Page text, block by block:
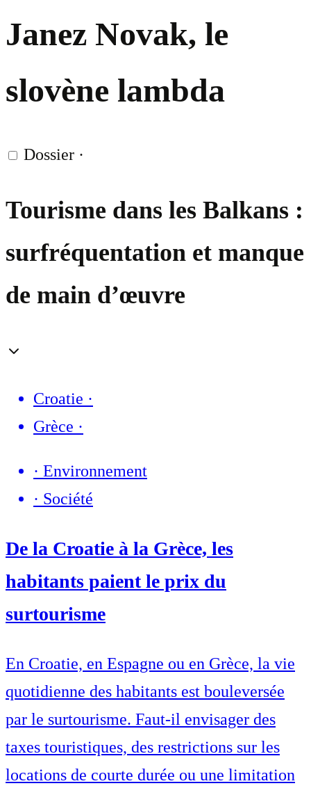
Janez Novak, le
slovène lambda
Dossier ·
Tourisme dans les Balkans :
surfréquentation et manque
de main d’œuvre
Croatie ·
Grèce ·
· Environnement
· Société
De la Croatie à la Grèce, les
habitants paient le prix du
surtourisme
En Croatie, en Espagne ou en Grèce, la vie
quotidienne des habitants est bouleversée
par le surtourisme. Faut-il envisager des
taxes touristiques, des restrictions sur les
locations de courte durée ou une limitation